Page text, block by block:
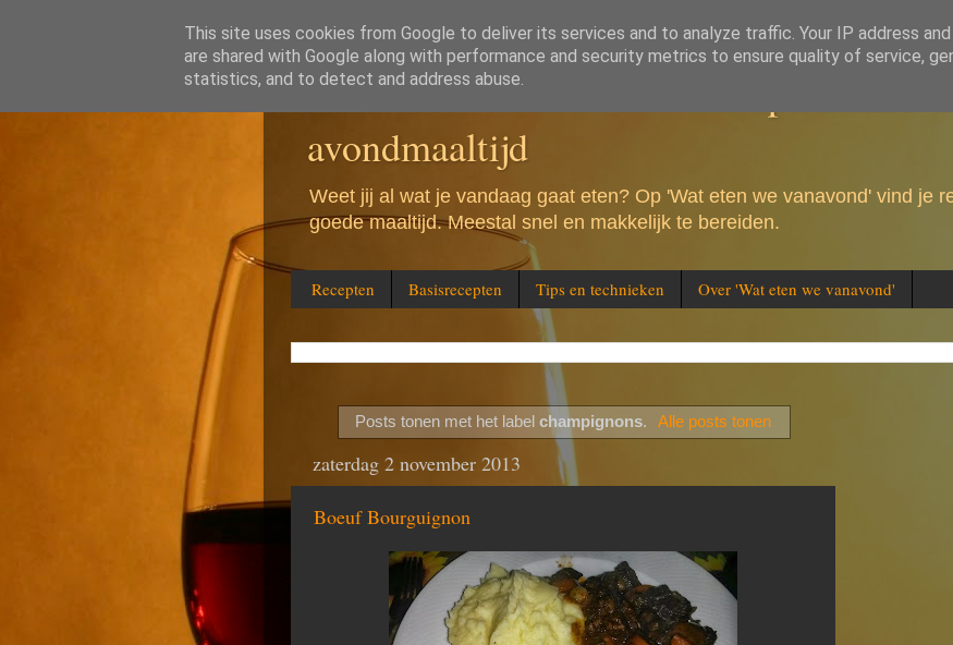
Wat eten we vanavond - Recepten voor
avondmaaltijd
Weet jij al wat je vandaag gaat eten? Op 'Wat eten we vanavond' vind je
goede maaltijd. Meestal snel en makkelijk te bereiden.
Recepten Basisrecepten Tips en technieken Over 'Wat eten we vanavond'
Posts tonen met het labelchampignons. Alle posts tonen
zaterdag 2 november 2013
Boeuf Bourguignon
This site uses cookies from Google to deliver its services and to analyze traffic. Your IP address
are shared with Google along with performance and security metrics to ensure quality of service,
statistics, and to detect and address abuse.